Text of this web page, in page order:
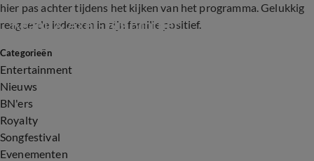
hier pas achter tijdens het kijken van het programma. Gelukkig
reageerde iedereen in zijn familie positief.
42:23
Keanu & Axel - Big Brother
Categorieën
Entertainment
Nieuws
BN'ers
Royalty
Songfestival
Evenementen